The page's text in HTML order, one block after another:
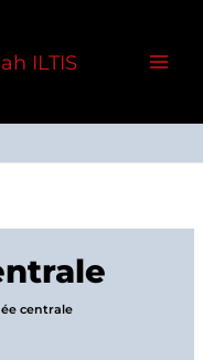
ILTIS
centrale